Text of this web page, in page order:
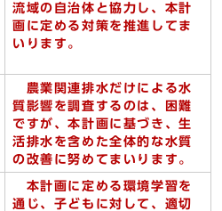
流域の自治体と協力し、本計
画に定める対策を推進してま
いります。
農業関連排水だけによる水
質影響を調査するのは、困難
ですが、本計画に基づき、生
活排水を含めた全体的な水質
の改善に努めてまいります。
本計画に定める環境学習を
通じ、子どもに対して、適切